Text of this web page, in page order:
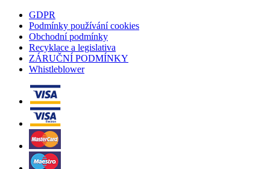
GDPR
Podmínky používání cookies
Obchodní podmínky
Recyklace a legislativa
ZÁRUČNÍ PODMÍNKY
Whistleblower